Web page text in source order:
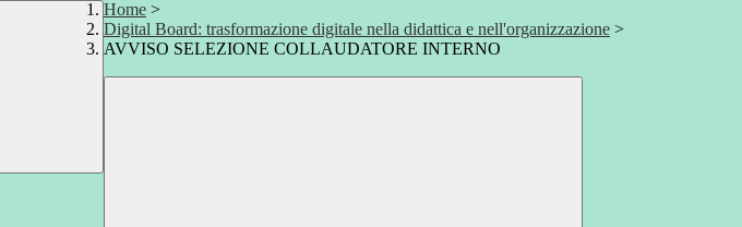
Home >
Digital Board: trasformazione digitale nella didattica e nell'organizzazione >
AVVISO SELEZIONE COLLAUDATORE INTERNO